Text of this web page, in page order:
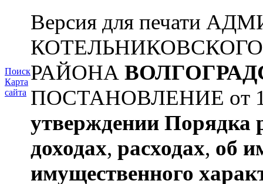
Поиск
Карта
сайта
Версия для печати
РАЙОНА
ПОСТАНОВЛЕНИЕ от
утверждении Порядка
доходах, расходах, об
имущественного